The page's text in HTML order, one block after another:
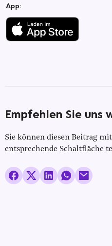
App:
Empfehlen Sie uns
Sie können diesen Beitrag
entsprechende Schaltfläche